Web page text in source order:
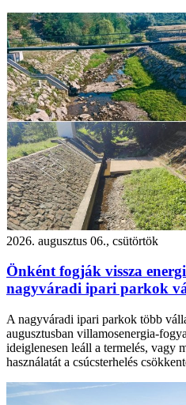
2026. augusztus 06., csütörtök
Önként fogják vissza
nagyváradi ipari parkok
A nagyváradi ipari parkok több
augusztusban villamosenergia-
ideiglenesen leáll a termelés, vagy
használatát a csúcsterhelés